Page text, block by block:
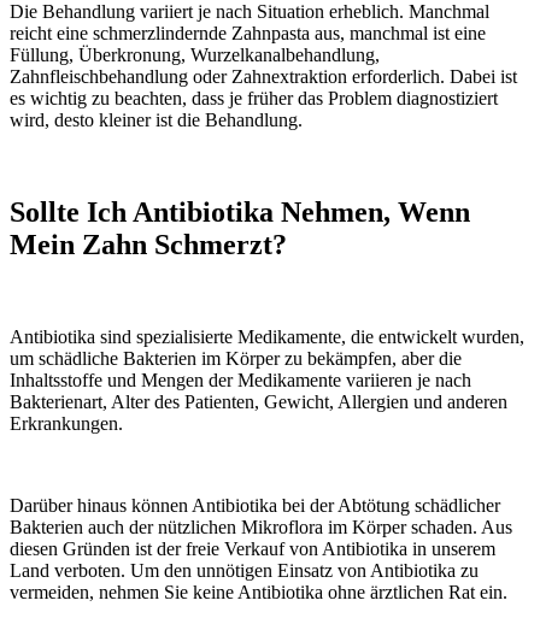
Die Behandlung variiert je nach Situation erheblich. Manchmal
reicht eine schmerzlindernde Zahnpasta aus, manchmal ist eine
Füllung, Überkronung, Wurzelkanalbehandlung,
Zahnfleischbehandlung oder Zahnextraktion erforderlich. Dabei ist
es wichtig zu beachten, dass je früher das Problem diagnostiziert
wird, desto kleiner ist die Behandlung.
Sollte Ich Antibiotika Nehmen, Wenn
Mein Zahn Schmerzt?
Antibiotika sind spezialisierte Medikamente, die entwickelt wurden,
um schädliche Bakterien im Körper zu bekämpfen, aber die
Inhaltsstoffe und Mengen der Medikamente variieren je nach
Bakterienart, Alter des Patienten, Gewicht, Allergien und anderen
Erkrankungen.
Darüber hinaus können Antibiotika bei der Abtötung schädlicher
Bakterien auch der nützlichen Mikroflora im Körper schaden. Aus
diesen Gründen ist der freie Verkauf von Antibiotika in unserem
Land verboten. Um den unnötigen Einsatz von Antibiotika zu
vermeiden, nehmen Sie keine Antibiotika ohne ärztlichen Rat ein.